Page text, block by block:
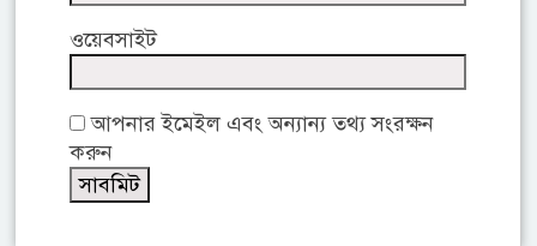
ওয়েবসাইট
আপনার ইমেইল এবং অন্যান্য তথ্য সংরক্ষন
করুন